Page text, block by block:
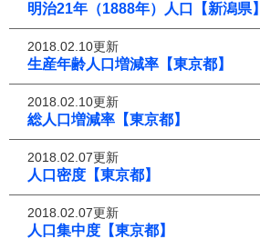
明治21年（1888年）人口【新潟県】
2018.02.10更新
生産年齢人口増減率【東京都】
2018.02.10更新
総人口増減率【東京都】
2018.02.07更新
人口密度【東京都】
2018.02.07更新
人口集中度【東京都】